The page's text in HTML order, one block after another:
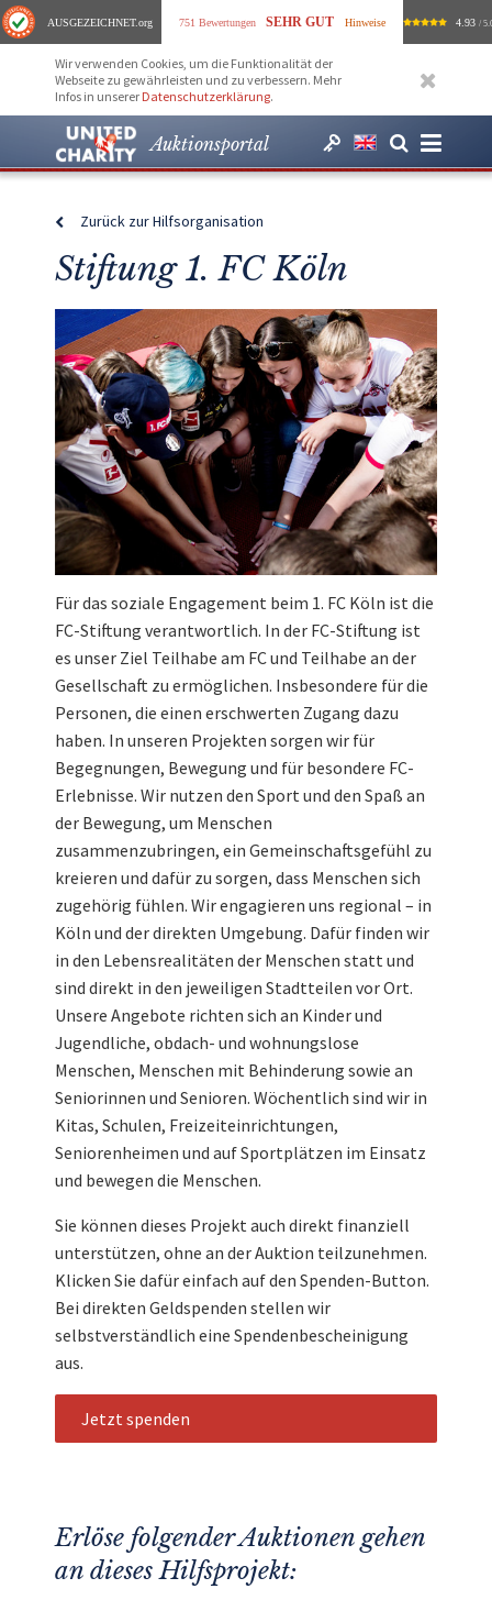
AUSGEZEICHNET.org 751 Bewertungen SEHR GUT Hinweise 4.93 /
Wir verwenden Cookies, um die Funktionalität der
Webseite zu gewährleisten und zu verbessern. Mehr
Infos in unserer Datenschutzerklärung.
Auktionsportal
Zurück zur Hilfsorganisation
Stiftung 1. FC Köln
Für das soziale Engagement beim 1. FC Köln ist die
FC-Stiftung verantwortlich. In der FC-Stiftung ist
es unser Ziel Teilhabe am FC und Teilhabe an der
Gesellschaft zu ermöglichen. Insbesondere für die
Personen, die einen erschwerten Zugang dazu
haben. In unseren Projekten sorgen wir für
Begegnungen, Bewegung und für besondere FC-
Erlebnisse. Wir nutzen den Sport und den Spaß an
der Bewegung, um Menschen
zusammenzubringen, ein Gemeinschaftsgefühl zu
kreieren und dafür zu sorgen, dass Menschen sich
zugehörig fühlen. Wir engagieren uns regional – in
Köln und der direkten Umgebung. Dafür finden wir
in den Lebensrealitäten der Menschen statt und
sind direkt in den jeweiligen Stadtteilen vor Ort.
Unsere Angebote richten sich an Kinder und
Jugendliche, obdach- und wohnungslose
Menschen, Menschen mit Behinderung sowie an
Seniorinnen und Senioren. Wöchentlich sind wir in
Kitas, Schulen, Freizeiteinrichtungen,
Seniorenheimen und auf Sportplätzen im Einsatz
und bewegen die Menschen.
Sie können dieses Projekt auch direkt finanziell
unterstützen, ohne an der Auktion teilzunehmen.
Klicken Sie dafür einfach auf den Spenden-Button.
Bei direkten Geldspenden stellen wir
selbstverständlich eine Spendenbescheinigung
aus.
Jetzt spenden
Erlöse folgender Auktionen gehen
an dieses Hilfsprojekt: